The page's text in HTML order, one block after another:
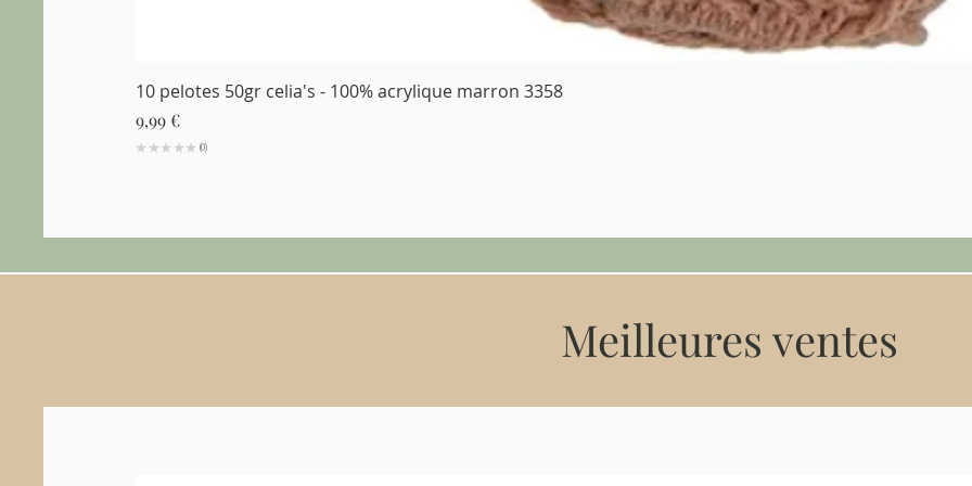
10 pelotes 50gr celia's - 100% acrylique marron 3358
Prix
9,99 €
★ ★ ★ ★ ★ 0
0
Meilleures ventes